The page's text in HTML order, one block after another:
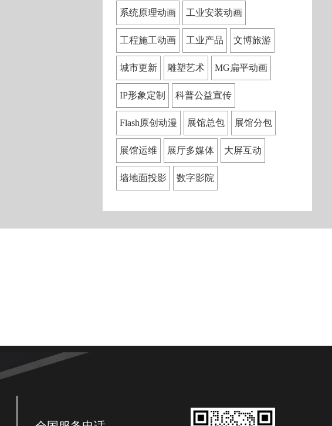
系统原理动画 工业安装动画
工程施工动画 工业产品 文博旅游
城市更新 雕塑艺术 MG扁平动画
IP形象定制 科普公益宣传
Flash原创动漫 展馆总包 展馆分包
展馆运维 展厅多媒体 大屏互动
墙地面投影 数字影院